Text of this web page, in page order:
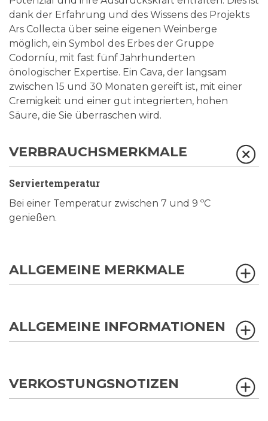
dank der Erfahrung und des Wissens des Projekts
Ars Collecta über seine eigenen Weinberge
möglich, ein Symbol des Erbes der Gruppe
Codorníu, mit fast fünf Jahrhunderten
önologischer Expertise. Ein Cava, der langsam
zwischen 15 und 30 Monaten gereift ist, mit einer
Cremigkeit und einer gut integrierten, hohen
Säure, die Sie überraschen wird.
VERBRAUCHSMERKMALE
Serviertemperatur
Bei einer Temperatur zwischen 7 und 9 ºC
genießen.
ALLGEMEINE MERKMALE
ALLGEMEINE INFORMATIONEN
VERKOSTUNGSNOTIZEN